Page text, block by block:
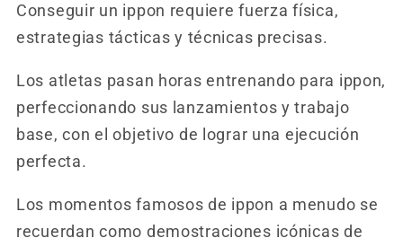
Conseguir un ippon requiere fuerza física,
estrategias tácticas y técnicas precisas.
Los atletas pasan horas entrenando para ippon,
perfeccionando sus lanzamientos y trabajo
base, con el objetivo de lograr una ejecución
perfecta.
Los momentos famosos de ippon a menudo se
recuerdan como demostraciones icónicas de